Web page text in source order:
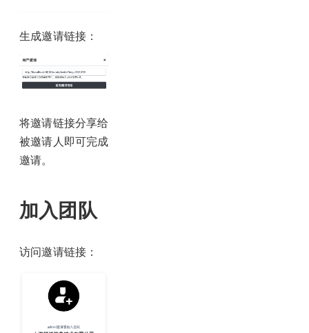
生成邀请链接：
将邀请链接分享给
被邀请人即可完成
邀请。
加入团队
访问邀请链接：